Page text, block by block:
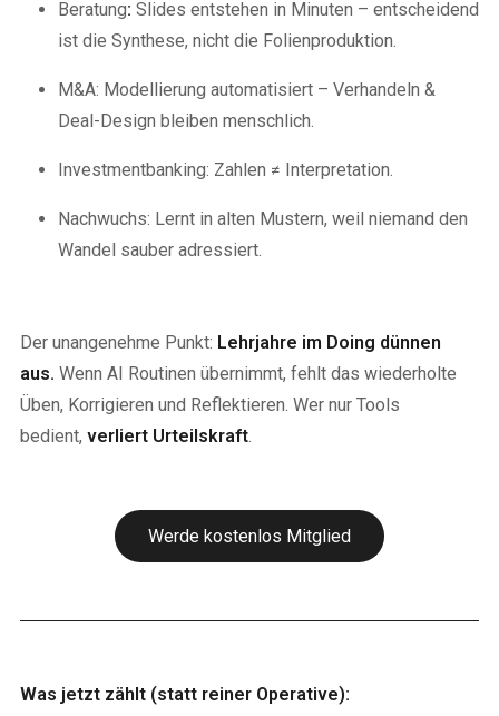
Beratung: Slides entstehen in Minuten – entscheidend
ist die Synthese, nicht die Folienproduktion.
M&A: Modellierung automatisiert – Verhandeln &
Deal-Design bleiben menschlich.
Investmentbanking: Zahlen ≠ Interpretation.
Nachwuchs: Lernt in alten Mustern, weil niemand den
Wandel sauber adressiert.
Der unangenehme Punkt: Lehrjahre im Doing dünnen
aus. Wenn AI Routinen übernimmt, fehlt das wiederholte
Üben, Korrigieren und Reflektieren. Wer nur Tools
bedient, verliert Urteilskraft.
Werde kostenlos Mitglied
Was jetzt zählt (statt reiner Operative):